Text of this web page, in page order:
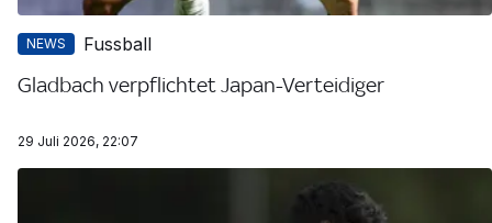
NEWS Fussball
Gladbach verpflichtet Japan-Verteidiger
29 Juli 2026, 22:07